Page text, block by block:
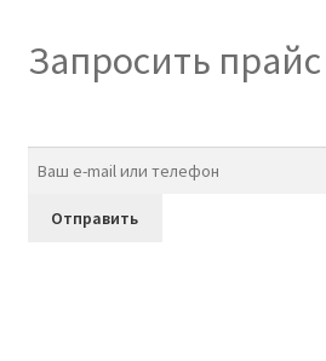
Запросить прайс